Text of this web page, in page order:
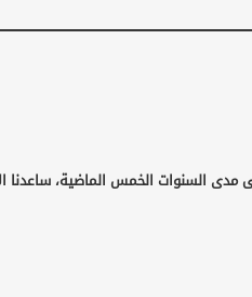
السنوات الخمس الماضية،